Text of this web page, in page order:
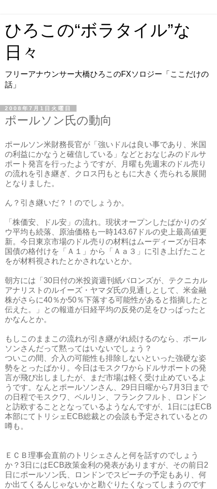
ひろこの“ボラタイル”な
日々
フリーアナウンサー大橋ひろこのFXソロジー「ここだけの
話」
2008年7月1日火曜日
ポールソン氏の動向
ポールソン米財務長官が「強いドルは良い事であり、米国
の利益にかなうと確信している」などとおなじみのドルサ
ポート発言を行ったようですが、月曜も先週末のドル売り
の流れを引き継ぎ、クロス円もともに大きく売られる展開
となりました。
ん？引き継いだ？！のでしょうか。
「株価安、ドル安」の流れ。現状オープンしたばかりのダ
ウ平均も続落、原油価格も一時143.67ドルの史上最高値更
新。今日東京市場のドル売りの材料はムーディーズが日本
国債の格付けを「Ａ１」から「Ａａ３」に引き上げたこと
をが材料視されたとかされないとか。
朝方には「30日付の米投資週刊紙バロンズが、テクニカル
アナリストのルイーズ・ヤマダ氏の見通しとして、米金融
株がさらに40％か50％下落する可能性があると指摘したと
伝えた。」との報道が日経平均の反発の足をひっぱったと
かなんとか。
もしこのままこの流れが引き継がれ続けるのなら、ポール
ソンさんだって黙ってはいないでしょう？
ついこの間、介入の可能性も排除しないといった強硬な姿
勢をとったばかり。今日はモスクワからドルサポートの発
言が飛び出しましたが、まだ市場は軽く受け止めているよ
うです。なんとポールソンさん、29日日曜から7月3日まで
の日程でモスクワ、ベルリン、フランクフルト、ロンドン
と訪欧することとなっているようなんですが、1日にはECB
本部にてトリシェECB総裁との会談も予定されているとの
噂も。
ＥＣＢ理事会直前のトリシェさんと何を話すのでしょう
か？3日にはECB政策金利の発表がありますが、その前日2
日にポールソン氏、ロンドンでスピーチの予定もあり、何
か出てくるんじゃないかと勘ぐりたくなってしまうのです